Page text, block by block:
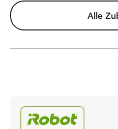
Alle